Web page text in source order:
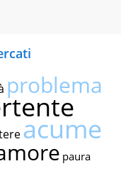
problema
acume
paura